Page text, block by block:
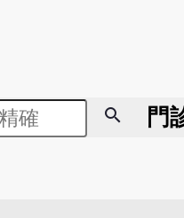
search 門